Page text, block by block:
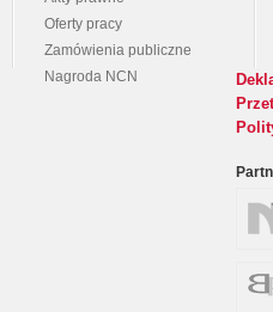
Oferty pracy
Zamówienia publiczne
Nagroda NCN